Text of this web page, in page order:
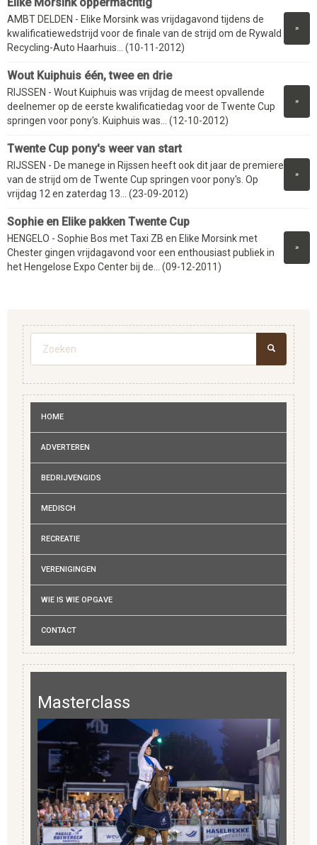
»
AMBT DELDEN - Elike Morsink was vrijdagavond tijdens de
kwalificatiewedstrijd voor de finale van de strijd om de Rywald
Recycling-Auto Haarhuis... (10-11-2012)
Wout Kuiphuis één, twee en drie
»
RIJSSEN - Wout Kuiphuis was vrijdag de meest opvallende
deelnemer op de eerste kwalificatiedag voor de Twente Cup
springen voor pony's. Kuiphuis was... (12-10-2012)
Twente Cup pony's weer van start
»
RIJSSEN - De manege in Rijssen heeft ook dit jaar de premiere
van de strijd om de Twente Cup springen voor pony's. Op
vrijdag 12 en zaterdag 13... (23-09-2012)
Sophie en Elike pakken Twente Cup
»
HENGELO - Sophie Bos met Taxi ZB en Elike Morsink met
Chester gingen vrijdagavond voor een enthousiast publiek in
het Hengelose Expo Center bij de... (09-12-2011)
Zoekveld
HOME
ADVERTEREN
BEDRIJVENGIDS
MEDISCH
RECREATIE
VERENIGINGEN
WIE IS WIE OPGAVE
CONTACT
Masterclass